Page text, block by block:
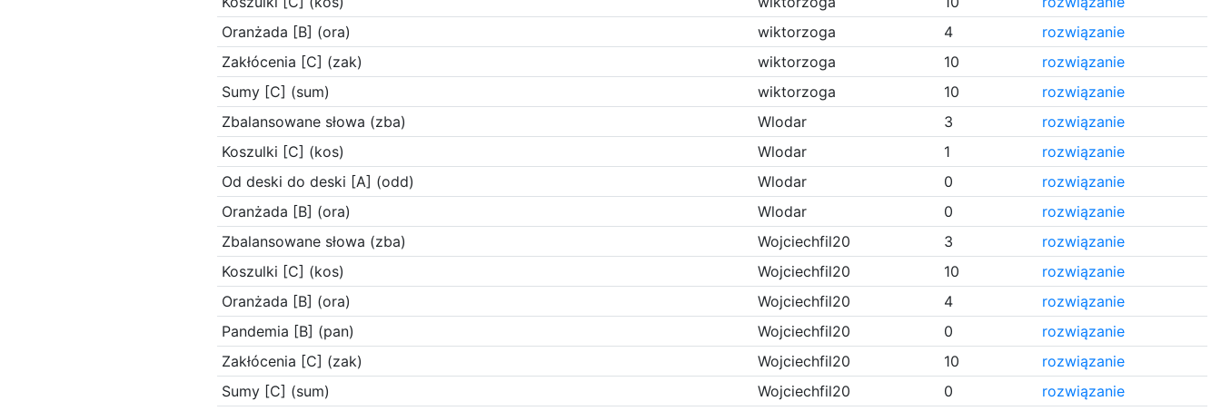
Oranżada [B] (ora)
wiktorzoga 4
rozwiązanie
Zakłócenia [C] (zak)
wiktorzoga 10
rozwiązanie
Sumy [C] (sum)
wiktorzoga 10
rozwiązanie
Zbalansowane słowa (zba)
Wlodar 3
rozwiązanie
Koszulki [C] (kos)
Wlodar 1
rozwiązanie
Od deski do deski [A] (odd)
Wlodar 0
rozwiązanie
Oranżada [B] (ora)
Wlodar 0
rozwiązanie
Zbalansowane słowa (zba)
Wojciechfil20 3
rozwiązanie
Koszulki [C] (kos)
Wojciechfil20 10
rozwiązanie
Oranżada [B] (ora)
Wojciechfil20 4
rozwiązanie
Pandemia [B] (pan)
Wojciechfil20 0
rozwiązanie
Zakłócenia [C] (zak)
Wojciechfil20 10
rozwiązanie
Sumy [C] (sum)
Wojciechfil20 0
rozwiązanie